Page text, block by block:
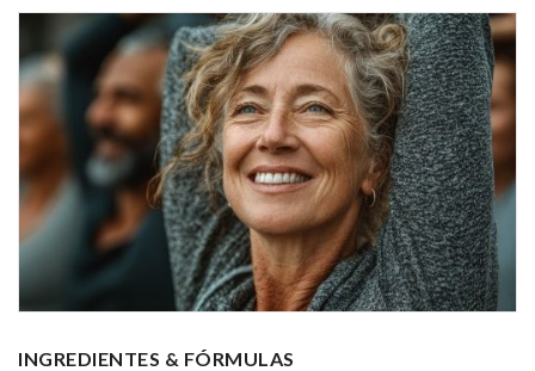
INGREDIENTES & FÓRMULAS